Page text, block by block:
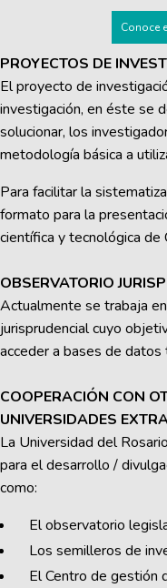
Conoce
PROYECTOS DE
El proyecto de
investigación, en éste se
solucionar, los
metodología básica a
Para facilitar la
formato para la
científica y tecnológica de
OBSERVATORIO
Actualmente se trabaja
jurisprudencial cuyo
acceder a bases de
COOPERACIÓN CON
UNIVERSIDADES
La Universidad del
para el desarrollo /
como:
El observatorio
Los semilleros de
El Centro de gestión